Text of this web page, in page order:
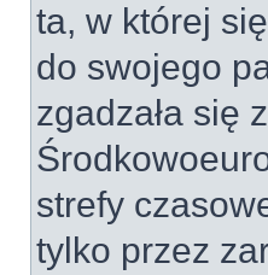
ta, w której
do swojego
zgadzała się
strefy
tylko przez